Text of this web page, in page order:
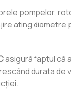
pompelor,
ating
asigură faptul că
durata de